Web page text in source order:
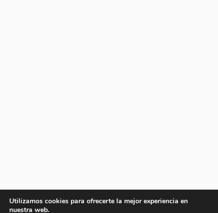
Utilizamos cookies para ofrecerte la mejor experiencia en
nuestra web.